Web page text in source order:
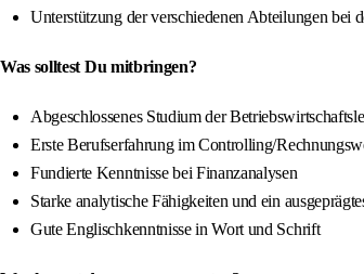
Unterstützung der verschiedenen Abteilungen bei
Was solltest Du mitbringen?
Abgeschlossenes Studium der
Erste Berufserfahrung im Controlling/
Fundierte Kenntnisse bei Finanzanalysen
Starke analytische Fähigkeiten und ein
Gute Englischkenntnisse in Wort und Schrift